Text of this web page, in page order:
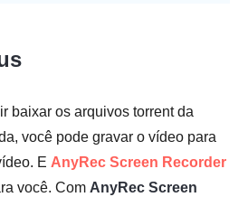
baixar os arquivos torrent da
você pode gravar o vídeo para
E AnyRec Screen Recorder
você. Com AnyRec Screen